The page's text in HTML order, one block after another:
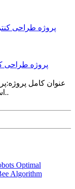
پروژه طراحی
عنوان کامل
استفاده از شبکه عصبی بازگشتی با استفاده از..